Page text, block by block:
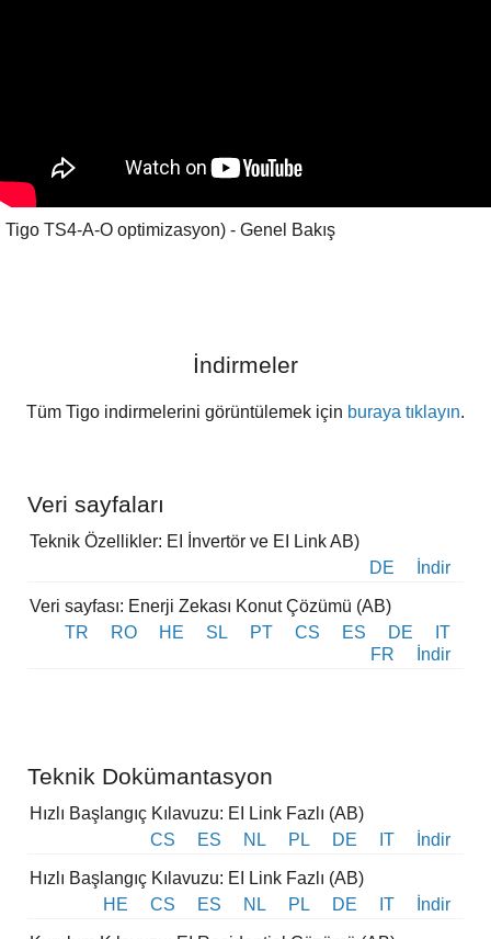
Tigo TS4-A-O optimizasyon) - Genel Bakış
İndirmeler
Tüm Tigo indirmelerini görüntülemek için buraya tıklayın.
Veri sayfaları
Teknik Özellikler: EI İnvertör ve EI Link AB)
DE
İndir
Veri sayfası: Enerji Zekası Konut Çözümü (AB)
TR
RO HE SL PT CS ES DE
IT
FR
İndir
Teknik Dokümantasyon
Hızlı Başlangıç Kılavuzu: EI Link Fazlı (AB)
CS
ES NL PL DE IT İndir
Hızlı Başlangıç Kılavuzu: EI Link Fazlı (AB)
HE
CS ES NL PL DE IT İndir